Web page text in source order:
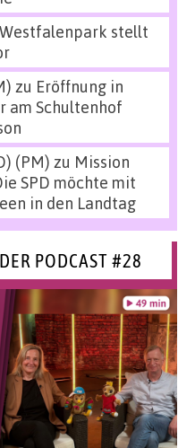
Westfalenpark stellt
zu Eröffnung in
am Schultenhof
(PM) zu Mission
SPD möchte mit
in den Landtag
PODCAST #28